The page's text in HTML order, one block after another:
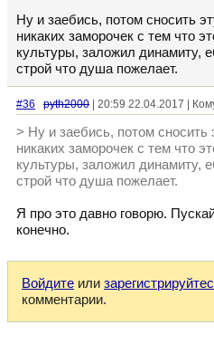
Ну и заебись, потом сносить
никаких заморочек с тем что
культуры, заложил динамиту,
строй что душа пожелает.
#36 pyth2000 | 20:59 22.04.2017 |
> Ну и заебись, потом
никаких заморочек с тем что
культуры, заложил динамиту,
строй что душа пожелает.
Я про это давно говорю.
конечно.
Войдите или
комментарии.